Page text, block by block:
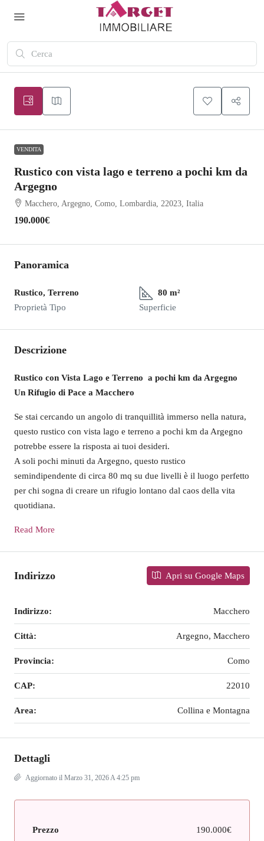
VENDITA
Rustico con vista lago e terreno a pochi km da
Argegno
Macchero, Argegno, Como, Lombardia, 22023, Italia
190.000€
Panoramica
Rustico, Terreno
Proprietà Tipo
80 m²
Superficie
Descrizione
Rustico con Vista Lago e Terreno a pochi km da Argegno
Un Rifugio di Pace a Macchero
Se stai cercando un angolo di tranquillità immerso nella natura,
questo rustico con vista lago e terreno a pochi km da Argegno
potrebbe essere la risposta ai tuoi desideri.
A soli pochi minuti da Argegno, questo rustico
semindipendente di circa 80 mq su due livelli è il luogo perfetto
per chi sogna di creare un rifugio lontano dal caos della vita
quotidiana.
Read More
Indirizzo Apri su Google Maps
Indirizzo: Macchero
Città: Argegno, Macchero
Provincia: Como
CAP: 22010
Area: Collina e Montagna
Dettagli
Aggiornato il Marzo 31, 2026 A 4:25 pm
Prezzo 190.000€